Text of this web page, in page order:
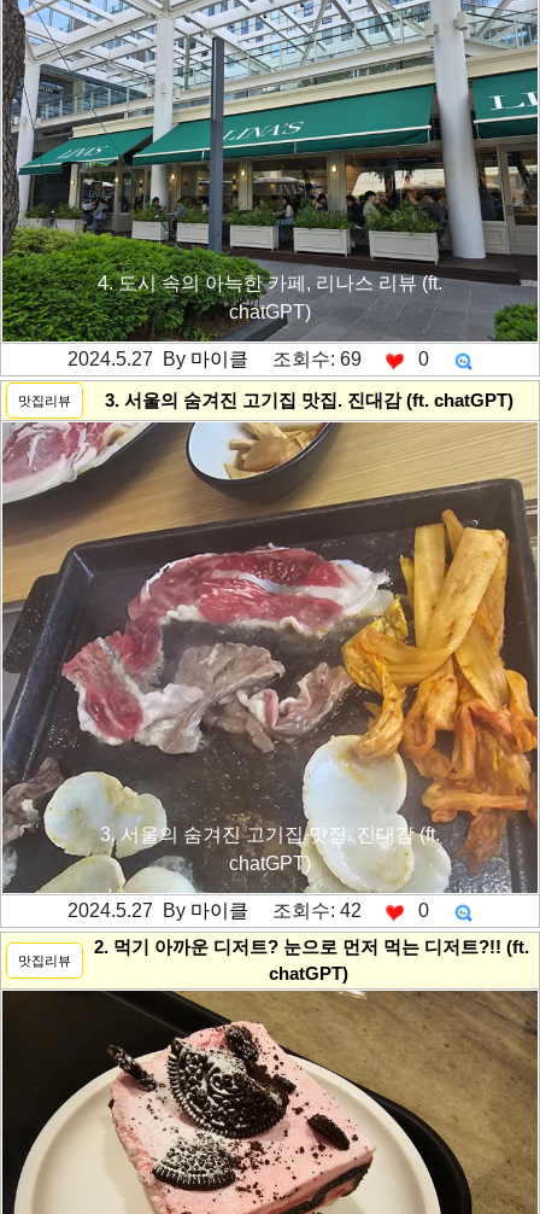
4. 도시 속의 아늑한 카페, 리나스 리뷰 (ft.
chatGPT)
2024.5.27 By 마이클 조회수: 69 0
맛집리뷰 3. 서울의 숨겨진 고기집 맛집. 진대감 (ft. chatGPT)
3. 서울의 숨겨진 고기집 맛집. 진대감 (ft.
chatGPT)
2024.5.27 By 마이클 조회수: 42 0
맛집리뷰
2. 먹기 아까운 디저트? 눈으로 먼저 먹는 디저트?!! (ft.
chatGPT)